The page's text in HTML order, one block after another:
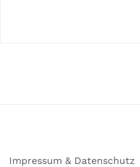
Impressum & Datenschutz